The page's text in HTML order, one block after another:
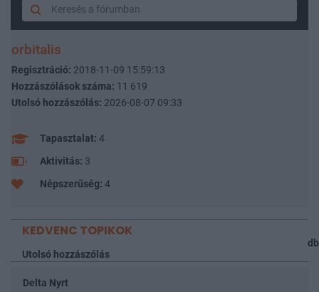
orbitalis
Regisztráció: 2018-11-09 15:59:13
Hozzászólások száma: 11 619
Utolsó hozzászólás: 2026-08-07 09:33
Tapasztalat: 4
Aktivitás: 3
Népszerűség: 4
KEDVENC TOPIKOK
db
Utolsó hozzászólás
Delta Nyrt